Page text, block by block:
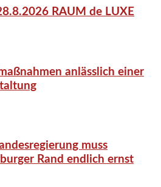
RAUM de LUXE
anlässlich einer
muss
Rand endlich ernst